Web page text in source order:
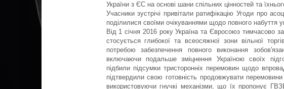
України з ЄС на основі шани спільних цінностей та
Учасники зустрічі привітали ратифікацію Угоди про
поділилися своїми очікуваннями щодо повного набуття
Від 1 січня 2016 року Україна та Євросоюз тимчасово
стосується глибокої та всеосяжної зони вільної
потребою забезпечення повного виконання
включаючи подальше зміцнення Україною своїх
підбили підсумки тристоронніх перемовин щодо
підтвердили свою готовність продовжувати
використовуючи гнучкі механізми, що їх пропонує